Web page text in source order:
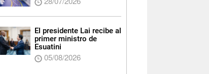
El presidente Lai recibe al
primer ministro de
Esuatini
05/08/2026